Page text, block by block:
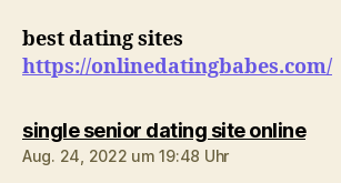
best dating sites
https://onlinedatingbabes.com/
single senior dating site onlinesagt:
Aug. 24, 2022 um 19:48 Uhr